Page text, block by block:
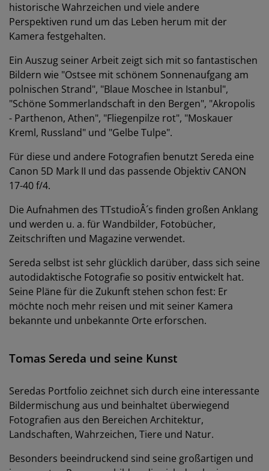
historische Wahrzeichen und viele andere
Perspektiven rund um das Leben herum mit der
Kamera festgehalten.
Ein Auszug seiner Arbeit zeigt sich mit so fantastischen
Bildern wie "Ostsee mit schönem Sonnenaufgang am
polnischen Strand", "Blaue Moschee in Istanbul",
"Schöne Sommerlandschaft in den Bergen", "Akropolis
- Parthenon, Athen", "Fliegenpilze rot", "Moskauer
Kreml, Russland" und "Gelbe Tulpe".
Für diese und andere Fotografien benutzt Sereda eine
Canon 5D Mark II und das passende Objektiv CANON
17-40 f/4.
Die Aufnahmen des TTstudioÂ´s finden großen Anklang
und werden u. a. für Wandbilder, Fotobücher,
Zeitschriften und Magazine verwendet.
Sereda selbst ist sehr glücklich darüber, dass sich seine
autodidaktische Fotografie so positiv entwickelt hat.
Seine Pläne für die Zukunft stehen schon fest: Er
möchte noch mehr reisen und mit seiner Kamera
bekannte und unbekannte Orte erforschen.
Tomas Sereda und seine Kunst
Seredas Portfolio zeichnet sich durch eine interessante
Bildermischung aus und beinhaltet überwiegend
Fotografien aus den Bereichen Architektur,
Landschaften, Wahrzeichen, Tiere und Natur.
Besonders beeindruckend sind seine großartigen und